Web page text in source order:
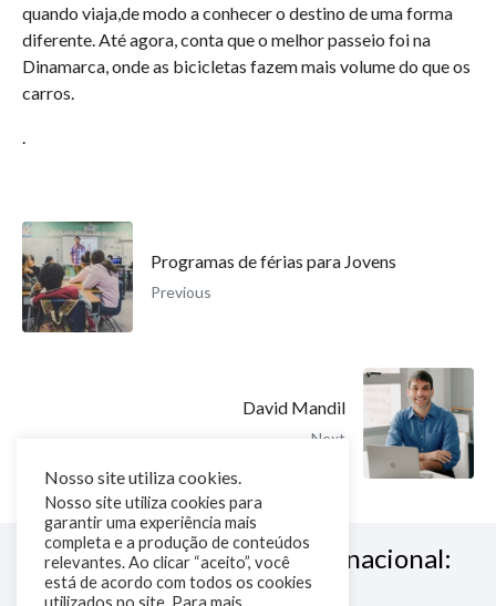
quando viaja,de modo a conhecer o destino de uma forma
diferente. Até agora, conta que o melhor passeio foi na
Dinamarca, onde as bicicletas fazem mais volume do que os
carros.
.
Programas de férias para Jovens
Previous
David Mandil
Next
Siga a NM Educação Internacional:
Nosso site utiliza cookies.
Nosso site utiliza cookies para
garantir uma experiência mais
completa e a produção de conteúdos
relevantes. Ao clicar “aceito”, você
está de acordo com todos os cookies
utilizados no site. Para mais